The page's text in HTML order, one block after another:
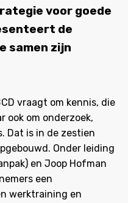
voor goede
de
samen zijn
vraagt om kennis, die
ook om onderzoek,
Dat is in de zestien
Onder leiding
en Joop Hofman
een
werktraining en